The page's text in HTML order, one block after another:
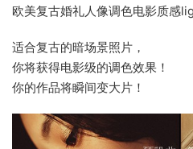
欧美复古婚礼人像调色电影质感
适合复古的暗场景照片，
你将获得电影级的调色效果！
你的作品将瞬间变大片！